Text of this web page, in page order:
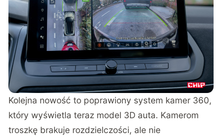
Kolejna nowość to poprawiony system kamer 360,
który wyświetla teraz model 3D auta. Kamerom
troszkę brakuje rozdzielczości, ale nie